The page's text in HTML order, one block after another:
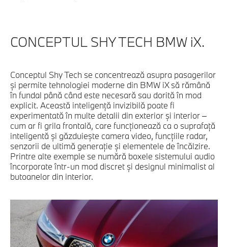
CONCEPTUL SHY TECH BMW iX.
Conceptul Shy Tech se concentrează asupra pasagerilor
şi permite tehnologiei moderne din BMW iX să rămână
în fundal până când este necesară sau dorită în mod
explicit. Această inteligenţă invizibilă poate fi
experimentată în multe detalii din exterior şi interior –
cum ar fi grila frontală, care funcţionează ca o suprafaţă
inteligentă şi găzduieşte camera video, funcţiile radar,
senzorii de ultimă generaţie şi elementele de încălzire.
Printre alte exemple se numără boxele sistemului audio
încorporate într-un mod discret şi designul minimalist al
butoanelor din interior.